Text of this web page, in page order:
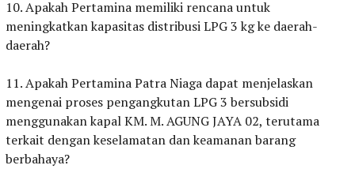
‎10. Apakah Pertamina memiliki rencana untuk
meningkatkan kapasitas distribusi LPG 3 kg ke daerah-
daerah?
‎11. Apakah Pertamina Patra Niaga dapat menjelaskan
mengenai proses pengangkutan LPG 3 bersubsidi
menggunakan kapal KM. M. AGUNG JAYA 02, terutama
terkait dengan keselamatan dan keamanan barang
berbahaya?